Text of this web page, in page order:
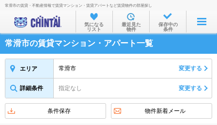
お部屋を探す
沿線・駅から
住所から
物件特集から
不動産会社から
常滑市の賃貸・不動産情報で賃貸マンション・賃貸アパートなど賃貸物件の部屋探し
気になる
リスト
最近見た
物件
保存中の
条件
常滑市の賃貸マンション・アパート一覧
エリア 常滑市 変更する
詳細条件 指定なし 変更する
条件保存 物件新着メール